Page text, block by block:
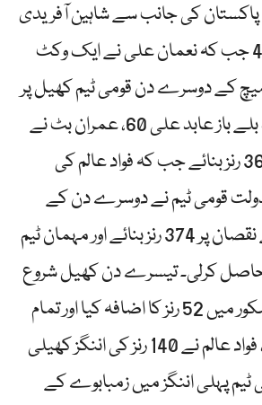
کی جانب سے شاہین آفریدی
اور حسن علی نے 4،4 جب کہ نعمان علی نے ایک وکٹ
کے دوسرے دن قومی ٹیم کھیل پر
حاوی رہی، اوپننگ بلے باز عابد علی 60، عمران بٹ نے
91 اور اظہر علی نے 36 رنز بنائے جب کہ فواد عالم کی
قومی ٹیم نے دوسرے دن کے
اختتام پر 6 وکٹ کے نقصان پر 374 رنز بنائے اور مہمان ٹیم
حاصل کرلی۔ تیسرے دن کھیل شروع
ہوا تو قومی ٹیم نے اسکور میں 52 رنز کا اضافہ کیا اور تمام
کھلاڑی آٹ ہوگئے، فواد عالم نے 140 رنز کی اننگز کھیلی
پہلی اننگز میں زمبابوے کے